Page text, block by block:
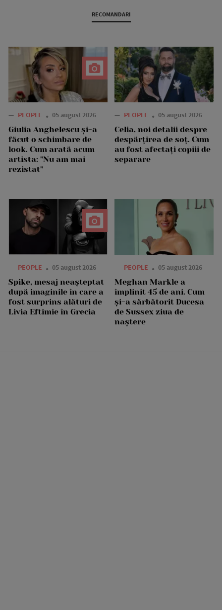
RECOMANDARI
— PEOPLE 05 august 2026
Giulia Anghelescu și-a
făcut o schimbare de
look. Cum arată acum
artista: "Nu am mai
rezistat"
— PEOPLE 05 august 2026
Celia, noi detalii despre
despărțirea de soț. Cum
au fost afectați copiii de
separare
— PEOPLE 05 august 2026
Spike, mesaj neașteptat
după imaginile în care a
fost surprins alături de
Livia Eftimie în Grecia
— PEOPLE 05 august 2026
Meghan Markle a
împlinit 45 de ani. Cum
și-a sărbătorit Ducesa
de Sussex ziua de
naștere